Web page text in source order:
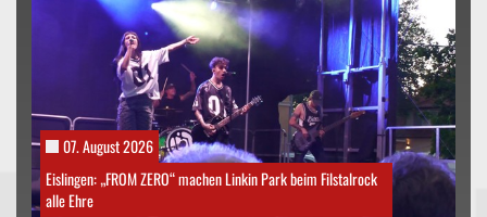
07. August 2026
Eislingen: „FROM ZERO“ machen Linkin Park beim Filstalrock
alle Ehre